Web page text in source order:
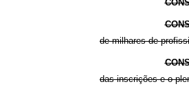
de milhares de
das inscrições e o